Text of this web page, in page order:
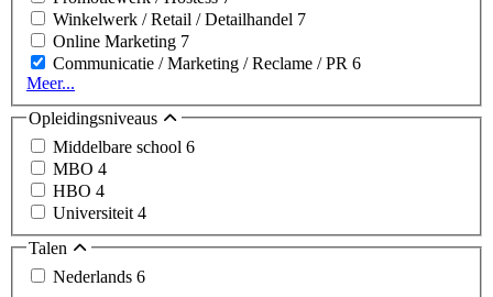
Winkelwerk / Retail / Detailhandel 7
Online Marketing 7
Communicatie / Marketing / Reclame / PR 6
Meer...
Opleidingsniveaus
Middelbare school 6
MBO 4
HBO 4
Universiteit 4
Talen
Nederlands 6